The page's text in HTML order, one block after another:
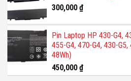
300,000 ₫
Pin Laptop HP 430-G4,
455-G4, 470-G4, 430-
48Wh)
450,000 ₫